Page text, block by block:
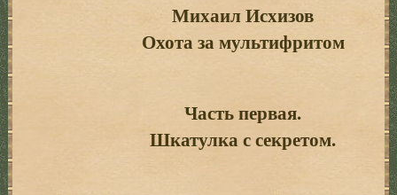
Оглавление
Михаил Исхизов
Охота за мультифритом
Часть первая.
Шкатулка с секретом.